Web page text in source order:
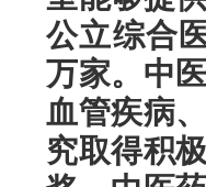
公立综合
万家。中
血管疾病
究取得积